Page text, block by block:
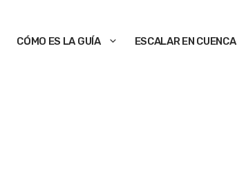
CÓMO ES LA GUÍA ESCALAR EN CUENCA